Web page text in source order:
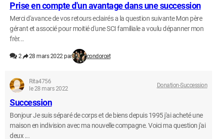
Prise en compte d'un avantage dans une succession
Merci d'avance de vos retours eclairés a la question suivante Mon père
gérant et associé pour moitié d'une SCI familiale a voulu dépanner mon
frèr...
2 28 mars 2022 par condorcet
Rita4756
le 28 mars 2022
Donation-Succession
Succession
Bonjour Je suis séparé de corps et de biens depuis 1995 j'ai acheté une
maison en indivision avec ma nouvelle compagne. Voici ma question j'ai
deux ...